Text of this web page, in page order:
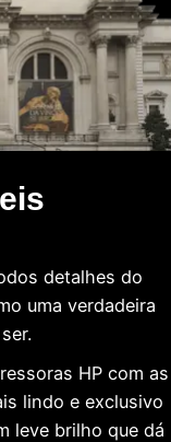
detalhes do
uma verdadeira
HP com as
lindo e exclusivo
leve brilho que dá